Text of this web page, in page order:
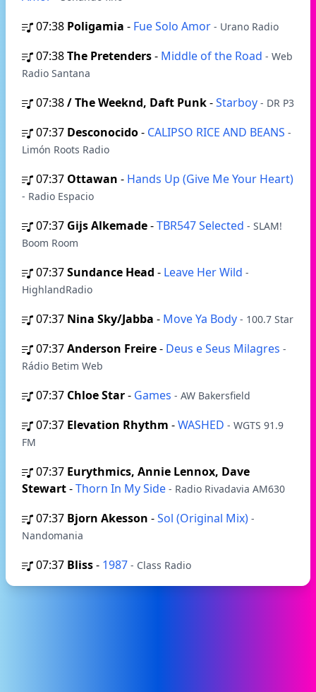
07:38 Poligamia - Fue Solo Amor - Urano Radio
07:38The Pretenders- Middle of the Road - Web
Radio Santana
07:38/ The Weeknd, Daft Punk-Starboy - DR P3
07:37 Desconocido- CALIPSO RICE AND BEANS -
Limón Roots Radio
07:37 Ottawan - Hands Up (Give Me Your Heart)
- Radio Espacio
07:37 Gijs Alkemade-TBR547 Selected - SLAM!
Boom Room
07:37Sundance Head - Leave Her Wild -
HighlandRadio
07:37 Nina Sky/Jabba - Move Ya Body - 100.7 Star
07:37Anderson Freire- Deus e Seus Milagres -
Rádio Betim Web
07:37 Chloe Star- Games - AW Bakersfield
07:37 Elevation Rhythm -WASHED - WGTS 91.9
FM
07:37 Eurythmics, Annie Lennox, Dave
Stewart-Thorn In My Side - Radio Rivadavia AM630
07:37 Bjorn Akesson -Sol (Original Mix) -
Nandomania
07:37 Bliss- 1987 - Class Radio